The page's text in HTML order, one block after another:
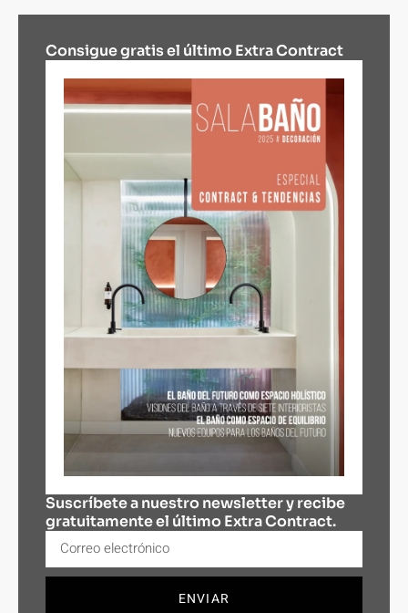
Consigue gratis el último Extra Contract
Suscríbete a nuestro newsletter y recibe
gratuitamente el último Extra Contract.
ENVIAR